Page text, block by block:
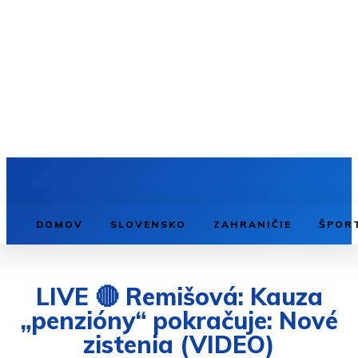
DOMOV SLOVENSKO ZAHRANIČIE
LIVE 🔴 Remišová: Kauza
„penzióny“ pokračuje: Nové
zistenia (VIDEO)